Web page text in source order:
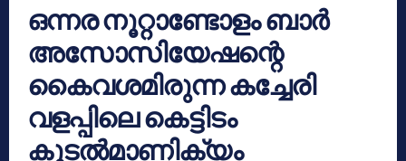
ഒന്നര നൂറ്റാണ്ടോളം ബാര്‍
അസോസിയേഷന്റെ
കൈവശമിരുന്ന കച്ചേരി
വളപ്പിലെ കെട്ടിടം
കൂടല്‍മാണിക്യം